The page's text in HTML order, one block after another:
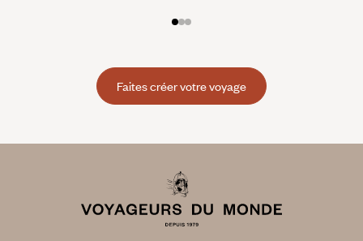
Faites créer votre voyage